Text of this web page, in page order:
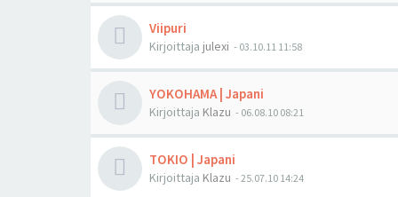
Viipuri
Kirjoittaja julexi - 03.10.11 11:58
YOKOHAMA | Japani
Kirjoittaja Klazu - 06.08.10 08:21
TOKIO | Japani
Kirjoittaja Klazu - 25.07.10 14:24